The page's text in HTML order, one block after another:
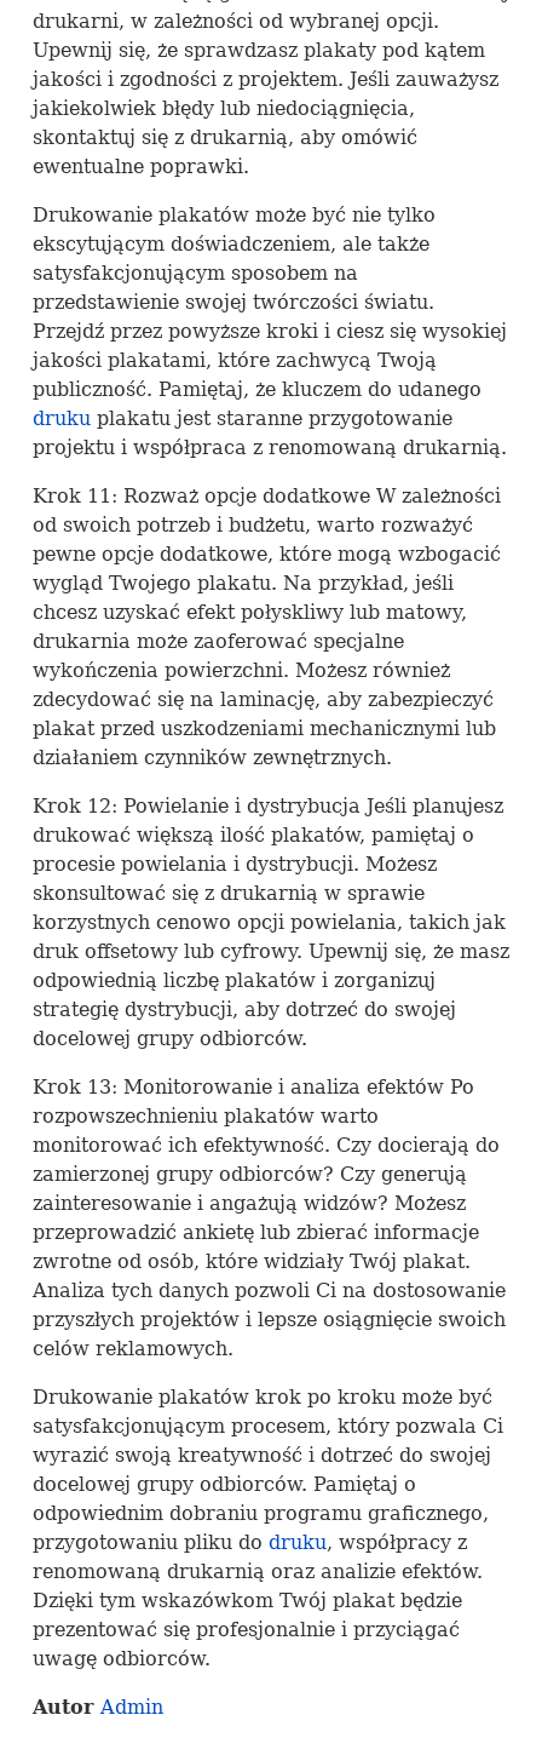
drukarni, w zależności od wybranej opcji.
Upewnij się, że sprawdzasz plakaty pod kątem
jakości i zgodności z projektem. Jeśli zauważysz
jakiekolwiek błędy lub niedociągnięcia,
skontaktuj się z drukarnią, aby omówić
ewentualne poprawki.
Drukowanie plakatów może być nie tylko
ekscytującym doświadczeniem, ale także
satysfakcjonującym sposobem na
przedstawienie swojej twórczości światu.
Przejdź przez powyższe kroki i ciesz się wysokiej
jakości plakatami, które zachwycą Twoją
publiczność. Pamiętaj, że kluczem do udanego
drukuplakatu jest staranne przygotowanie
projektu i współpraca z renomowaną drukarnią.
Krok 11: Rozważ opcje dodatkowe W zależności
od swoich potrzeb i budżetu, warto rozważyć
pewne opcje dodatkowe, które mogą wzbogacić
wygląd Twojego plakatu. Na przykład, jeśli
chcesz uzyskać efekt połyskliwy lub matowy,
drukarnia może zaoferować specjalne
wykończenia powierzchni. Możesz również
zdecydować się na laminację, aby zabezpieczyć
plakat przed uszkodzeniami mechanicznymi lub
działaniem czynników zewnętrznych.
Krok 12: Powielanie i dystrybucja Jeśli planujesz
drukować większą ilość plakatów, pamiętaj o
procesie powielania i dystrybucji. Możesz
skonsultować się z drukarnią w sprawie
korzystnych cenowo opcji powielania, takich jak
druk offsetowy lub cyfrowy. Upewnij się, że masz
odpowiednią liczbę plakatów i zorganizuj
strategię dystrybucji, aby dotrzeć do swojej
docelowej grupy odbiorców.
Krok 13: Monitorowanie i analiza efektów Po
rozpowszechnieniu plakatów warto
monitorować ich efektywność. Czy docierają do
zamierzonej grupy odbiorców? Czy generują
zainteresowanie i angażują widzów? Możesz
przeprowadzić ankietę lub zbierać informacje
zwrotne od osób, które widziały Twój plakat.
Analiza tych danych pozwoli Ci na dostosowanie
przyszłych projektów i lepsze osiągnięcie swoich
celów reklamowych.
Drukowanie plakatów krok po kroku może być
satysfakcjonującym procesem, który pozwala Ci
wyrazić swoją kreatywność i dotrzeć do swojej
docelowej grupy odbiorców. Pamiętaj o
odpowiednim dobraniu programu graficznego,
przygotowaniu pliku do druku, współpracy z
renomowaną drukarnią oraz analizie efektów.
Dzięki tym wskazówkom Twój plakat będzie
prezentować się profesjonalnie i przyciągać
uwagę odbiorców.
AutorAdmin